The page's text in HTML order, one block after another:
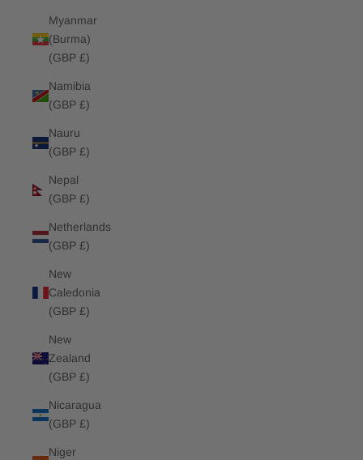
Myanmar
(Burma)
(GBP £)
Namibia
(GBP £)
Nauru
(GBP £)
Nepal
(GBP £)
Netherlands
(GBP £)
New
Caledonia
(GBP £)
New
Zealand
(GBP £)
Nicaragua
(GBP £)
Niger